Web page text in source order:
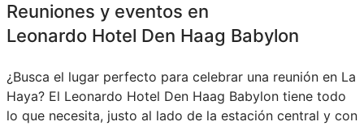
Reuniones y eventos en
Leonardo Hotel Den Haag Babylon
¿Busca el lugar perfecto para celebrar una reunión en La
Haya? El Leonardo Hotel Den Haag Babylon tiene todo
lo que necesita, justo al lado de la estación central y con